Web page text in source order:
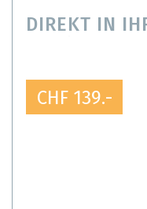
DIREKT IN
CHF 139.-